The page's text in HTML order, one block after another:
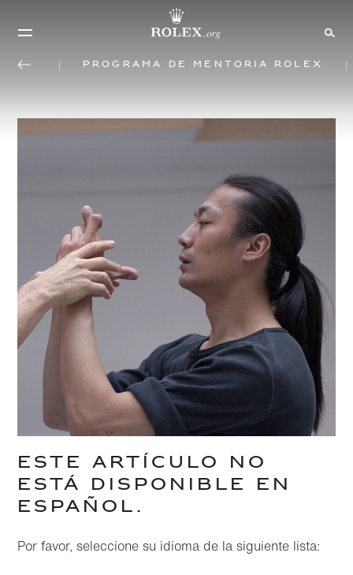
Programa de mentoría Rolex
ESTE ARTÍCULO NO
ESTÁ DISPONIBLE EN
ESPAÑOL.
Por favor, seleccione su idioma de la siguiente lista: